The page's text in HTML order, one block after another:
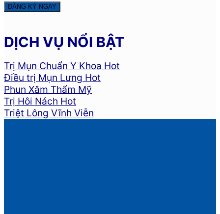
DỊCH VỤ NỔI BẬT
Trị Mụn Chuẩn Y Khoa
Điều trị Mụn Lưng
Phun Xăm Thẩm Mỹ
Trị Hôi Nách
Triệt Lông Vĩnh Viễn